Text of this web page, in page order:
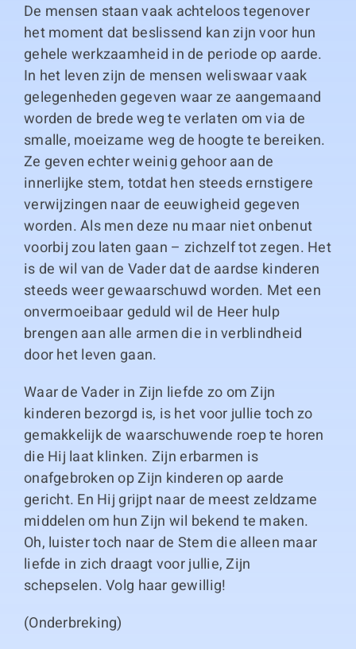
De mensen staan vaak achteloos tegenover
het moment dat beslissend kan zijn voor hun
gehele werkzaamheid in de periode op aarde.
In het leven zijn de mensen weliswaar vaak
gelegenheden gegeven waar ze aangemaand
worden de brede weg te verlaten om via de
smalle, moeizame weg de hoogte te bereiken.
Ze geven echter weinig gehoor aan de
innerlijke stem, totdat hen steeds ernstigere
verwijzingen naar de eeuwigheid gegeven
worden. Als men deze nu maar niet onbenut
voorbij zou laten gaan – zichzelf tot zegen. Het
is de wil van de Vader dat de aardse kinderen
steeds weer gewaarschuwd worden. Met een
onvermoeibaar geduld wil de Heer hulp
brengen aan alle armen die in verblindheid
door het leven gaan.
Waar de Vader in Zijn liefde zo om Zijn
kinderen bezorgd is, is het voor jullie toch zo
gemakkelijk de waarschuwende roep te horen
die Hij laat klinken. Zijn erbarmen is
onafgebroken op Zijn kinderen op aarde
gericht. En Hij grijpt naar de meest zeldzame
middelen om hun Zijn wil bekend te maken.
Oh, luister toch naar de Stem die alleen maar
liefde in zich draagt voor jullie, Zijn
schepselen. Volg haar gewillig!
(Onderbreking)